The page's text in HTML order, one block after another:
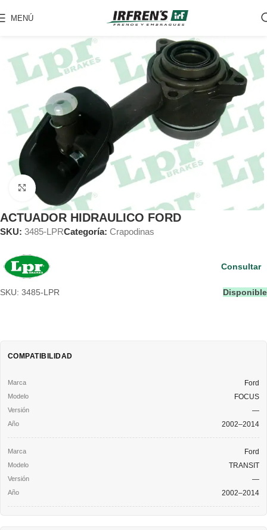
MENÚ
Clic para ampliar
ACTUADOR HIDRAULICO FORD
SKU: 3485-LPRCategoría: Crapodinas
SKU: 3485-LPR Disponible
Consultar
COMPATIBILIDAD
Ford
FOCUS
—
2002–2014
Ford
TRANSIT
—
2002–2014